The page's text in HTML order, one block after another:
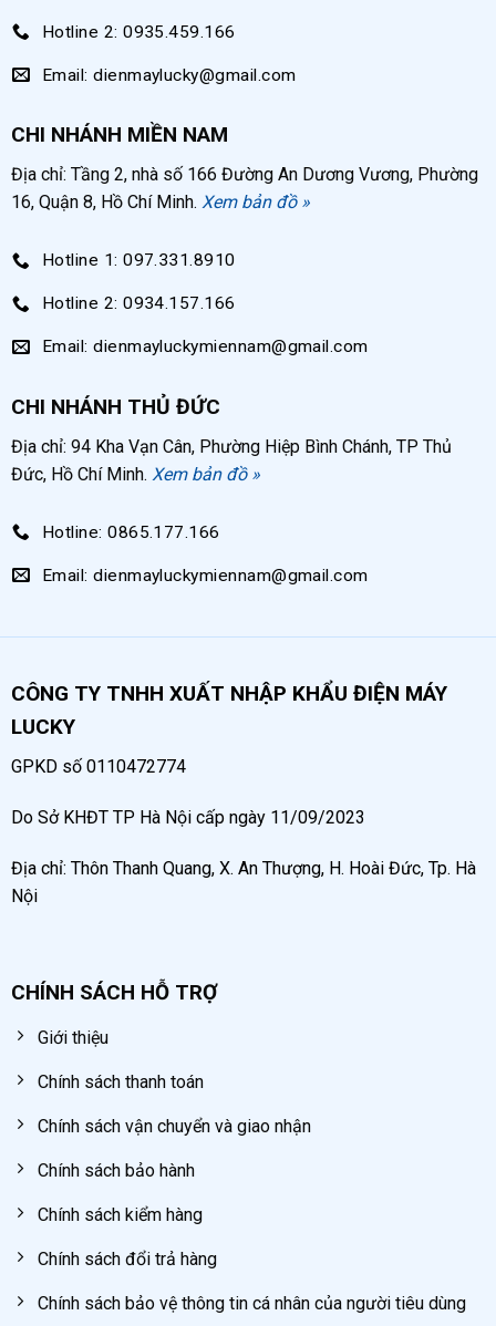
Hotline 2: 0935.459.166
Email: dienmaylucky@gmail.com
CHI NHÁNH MIỀN NAM
Địa chỉ: Tầng 2, nhà số 166 Đường An Dương Vương, Phường
16, Quận 8, Hồ Chí Minh. Xem bản đồ »
Hotline 1: 097.331.8910
Hotline 2: 0934.157.166
Email: dienmayluckymiennam@gmail.com
CHI NHÁNH THỦ ĐỨC
Địa chỉ: 94 Kha Vạn Cân, Phường Hiệp Bình Chánh, TP Thủ
Đức, Hồ Chí Minh. Xem bản đồ »
Hotline: 0865.177.166
Email: dienmayluckymiennam@gmail.com
CÔNG TY TNHH XUẤT NHẬP KHẨU ĐIỆN MÁY
LUCKY
GPKD số 0110472774
Do Sở KHĐT TP Hà Nội cấp ngày 11/09/2023
Địa chỉ: Thôn Thanh Quang, X. An Thượng, H. Hoài Đức, Tp. Hà
Nội
CHÍNH SÁCH HỖ TRỢ
Giới thiệu
Chính sách thanh toán
Chính sách vận chuyển và giao nhận
Chính sách bảo hành
Chính sách kiểm hàng
Chính sách đổi trả hàng
Chính sách bảo vệ thông tin cá nhân của người tiêu dùng